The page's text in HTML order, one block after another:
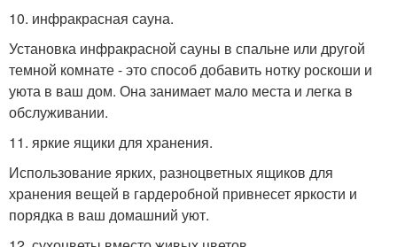
10. инфракрасная сауна.
Установка инфракрасной сауны в спальне или другой
темной комнате - это способ добавить нотку роскоши и
уюта в ваш дом. Она занимает мало места и легка в
обслуживании.
11. яркие ящики для хранения.
Использование ярких, разноцветных ящиков для
хранения вещей в гардеробной привнесет яркости и
порядка в ваш домашний уют.